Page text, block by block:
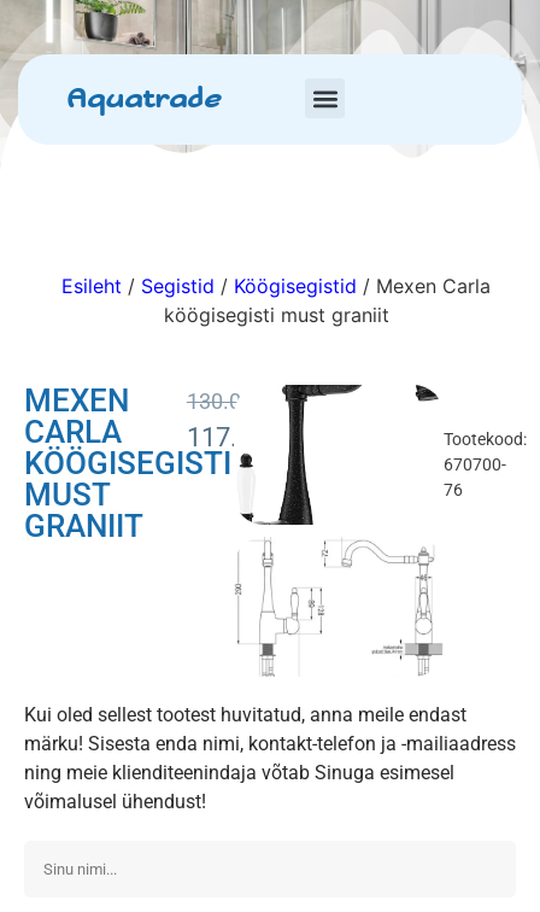
Aquatrade
Esileht / Segistid / Köögisegistid / Mexen Carla
köögisegisti must graniit
MEXEN
CARLA
KÖÖGISEGISTI
MUST
GRANIIT
130.00
117.00
Tootekood:
670700-
76
Kui oled sellest tootest huvitatud, anna meile endast
märku! Sisesta enda nimi, kontakt-telefon ja -mailiaadress
ning meie klienditeenindaja võtab Sinuga esimesel
võimalusel ühendust!